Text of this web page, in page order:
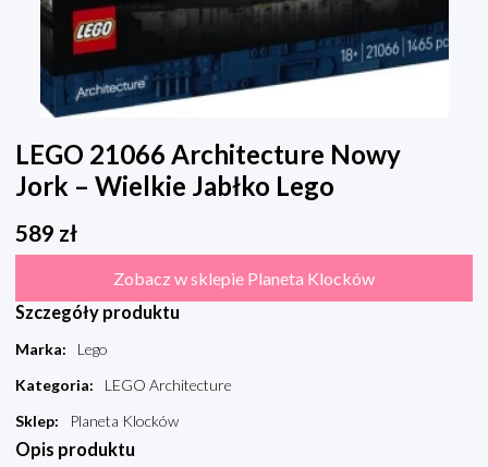
LEGO 21066 Architecture Nowy
Jork – Wielkie Jabłko Lego
589 zł
Zobacz w sklepie Planeta Klocków
Szczegóły produktu
Marka:
Lego
Kategoria:
LEGO Architecture
Sklep: Planeta Klocków
Opis produktu